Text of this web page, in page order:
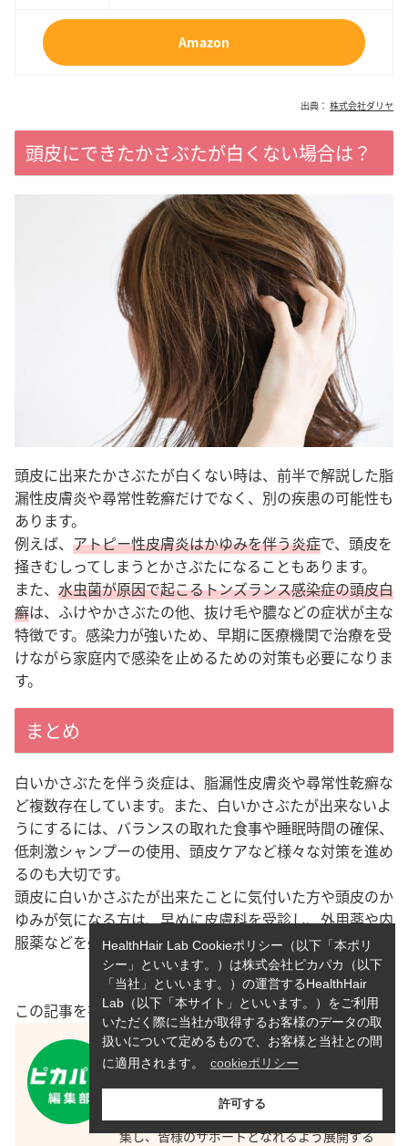
Amazon
出典： 株式会社ダリヤ
頭皮にできたかさぶたが白くない場合は？
頭皮に出来たかさぶたが白くない時は、前半で解説した脂
漏性皮膚炎や尋常性乾癬だけでなく、別の疾患の可能性も
あります。
例えば、 アトピー性皮膚炎はかゆみを伴う炎症で、頭皮を
掻きむしってしまうとかさぶたになることもあります。
また、 水虫菌が原因で起こるトンズランス感染症の頭皮白
癬は、ふけやかさぶたの他、抜け毛や膿などの症状が主な
特徴です。 感染力が強いため、早期に医療機関で治療を受
けながら家庭内で感染を止めるための対策も必要になりま
す。
まとめ
白いかさぶたを伴う炎症は、脂漏性皮膚炎や尋常性乾癬な
ど複数存在しています。また、白いかさぶたが出来ないよ
うにするには、バランスの取れた食事や睡眠時間の確保、
低刺激シャンプーの使用、頭皮ケアなど様々な対策を進め
るのも大切です。
頭皮に白いかさぶたが出来たことに気付いた方や頭皮のか
ゆみが気になる方は、早めに皮膚科を受診し、外用薬や内
服薬などを処方してもらいましょう。
この記事を書いた人
ピカパカ編集部
HealthHair Labでは、女性の髪や頭皮のお悩
みに寄り添った情報を提供しています。「お
すすめ情報」や「メリット・デメリット」な
ど医師や専門家の監修のもと独自の視点で編
集し、皆様のサポートとなれるよう展開する
HealthHair Lab Cookieポリシー（以下「本ポリ
シー」といいます。）は株式会社ピカパカ（以下
「当社」といいます。）の運営するHealthHair
Lab（以下「本サイト」といいます。）をご利用
いただく際に当社が取得するお客様のデータの取
扱いについて定めるもので、お客様と当社との間
に適用されます。
cookieポリシー
許可する